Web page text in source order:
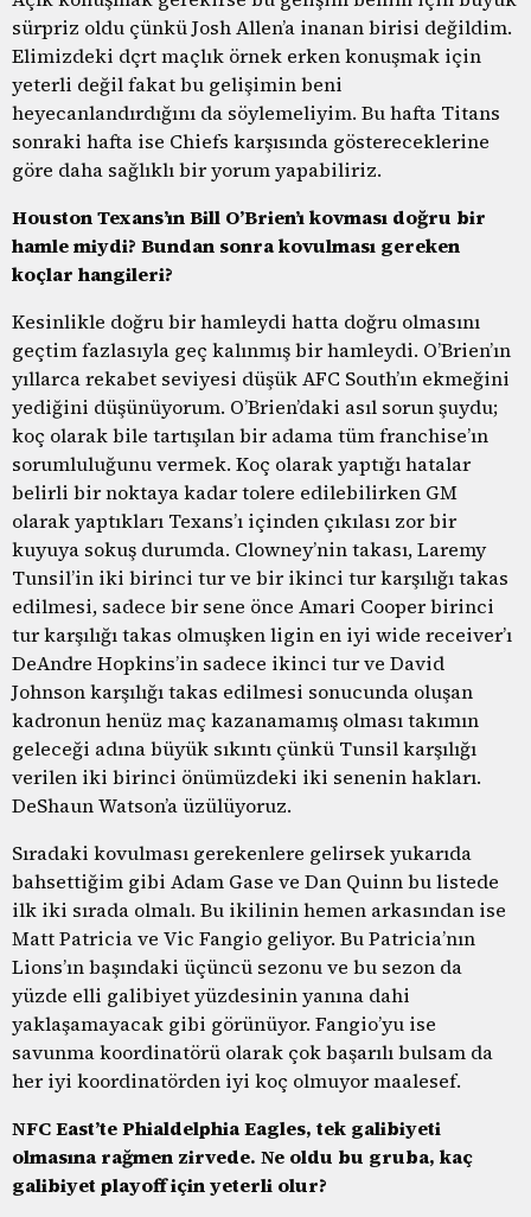
sürpriz oldu çünkü Josh Allen’a inanan birisi değildim.
Elimizdeki dçrt maçlık örnek erken konuşmak için
yeterli değil fakat bu gelişimin beni
heyecanlandırdığını da söylemeliyim. Bu hafta Titans
sonraki hafta ise Chiefs karşısında göstereceklerine
göre daha sağlıklı bir yorum yapabiliriz.
Houston Texans’ın Bill O’Brien’ı kovması doğru bir
hamle miydi? Bundan sonra kovulması gereken
koçlar hangileri?
Kesinlikle doğru bir hamleydi hatta doğru olmasını
geçtim fazlasıyla geç kalınmış bir hamleydi. O’Brien’ın
yıllarca rekabet seviyesi düşük AFC South’ın ekmeğini
yediğini düşünüyorum. O’Brien’daki asıl sorun şuydu;
koç olarak bile tartışılan bir adama tüm franchise’ın
sorumluluğunu vermek. Koç olarak yaptığı hatalar
belirli bir noktaya kadar tolere edilebilirken GM
olarak yaptıkları Texans’ı içinden çıkılası zor bir
kuyuya sokuş durumda. Clowney’nin takası, Laremy
Tunsil’in iki birinci tur ve bir ikinci tur karşılığı takas
edilmesi, sadece bir sene önce Amari Cooper birinci
tur karşılığı takas olmuşken ligin en iyi wide receiver’ı
DeAndre Hopkins’in sadece ikinci tur ve David
Johnson karşılığı takas edilmesi sonucunda oluşan
kadronun henüz maç kazanamamış olması takımın
geleceği adına büyük sıkıntı çünkü Tunsil karşılığı
verilen iki birinci önümüzdeki iki senenin hakları.
DeShaun Watson’a üzülüyoruz.
Sıradaki kovulması gerekenlere gelirsek yukarıda
bahsettiğim gibi Adam Gase ve Dan Quinn bu listede
ilk iki sırada olmalı. Bu ikilinin hemen arkasından ise
Matt Patricia ve Vic Fangio geliyor. Bu Patricia’nın
Lions’ın başındaki üçüncü sezonu ve bu sezon da
yüzde elli galibiyet yüzdesinin yanına dahi
yaklaşamayacak gibi görünüyor. Fangio’yu ise
savunma koordinatörü olarak çok başarılı bulsam da
her iyi koordinatörden iyi koç olmuyor maalesef.
NFC East’te Phialdelphia Eagles, tek galibiyeti
olmasına rağmen zirvede. Ne oldu bu gruba, kaç
galibiyet playoff için yeterli olur?